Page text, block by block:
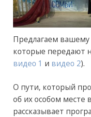
Предлагаем
которые передают
видео 1 и видео 2).
О пути, который
об их особом месте
рассказывает